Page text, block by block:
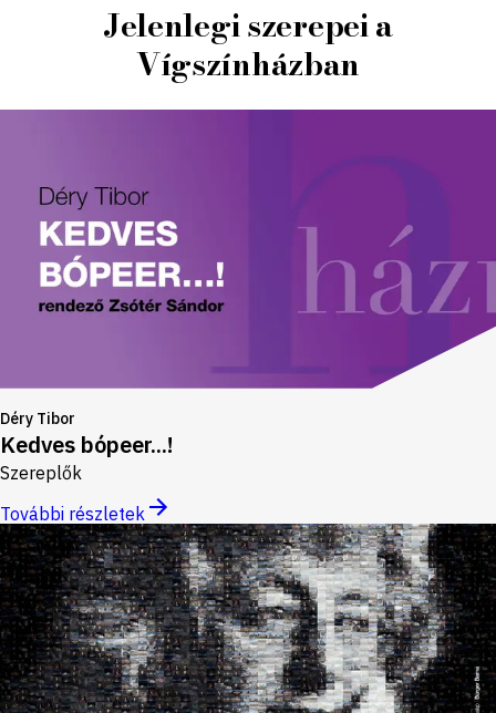
Jelenlegi szerepei a
Vígszínházban
Déry Tibor
Kedves bópeer...!
Szereplők
További részletek